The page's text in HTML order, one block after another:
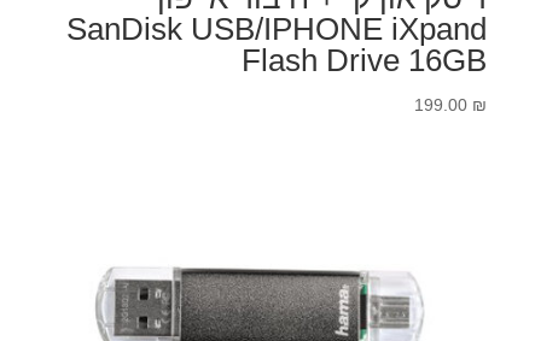
SanDisk USB/IPHONE iXpand
Flash Drive 16GB
199.00 ₪